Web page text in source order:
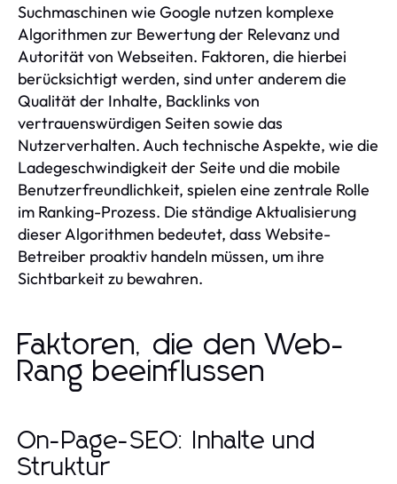
Suchmaschinen wie Google nutzen komplexe
Algorithmen zur Bewertung der Relevanz und
Autorität von Webseiten. Faktoren, die hierbei
berücksichtigt werden, sind unter anderem die
Qualität der Inhalte, Backlinks von
vertrauenswürdigen Seiten sowie das
Nutzerverhalten. Auch technische Aspekte, wie die
Ladegeschwindigkeit der Seite und die mobile
Benutzerfreundlichkeit, spielen eine zentrale Rolle
im Ranking-Prozess. Die ständige Aktualisierung
dieser Algorithmen bedeutet, dass Website-
Betreiber proaktiv handeln müssen, um ihre
Sichtbarkeit zu bewahren.
Faktoren, die den Web-
Rang beeinflussen
On-Page-SEO: Inhalte und
Struktur